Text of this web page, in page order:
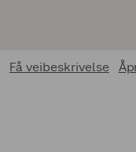
Få veibeskrivelse